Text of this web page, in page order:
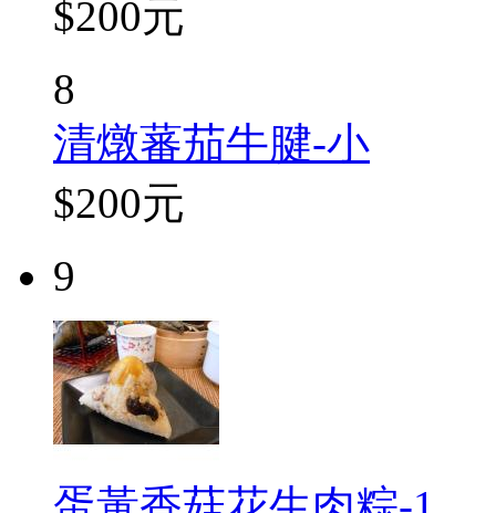
$200元
8
清燉蕃茄牛腱-小
$200元
9